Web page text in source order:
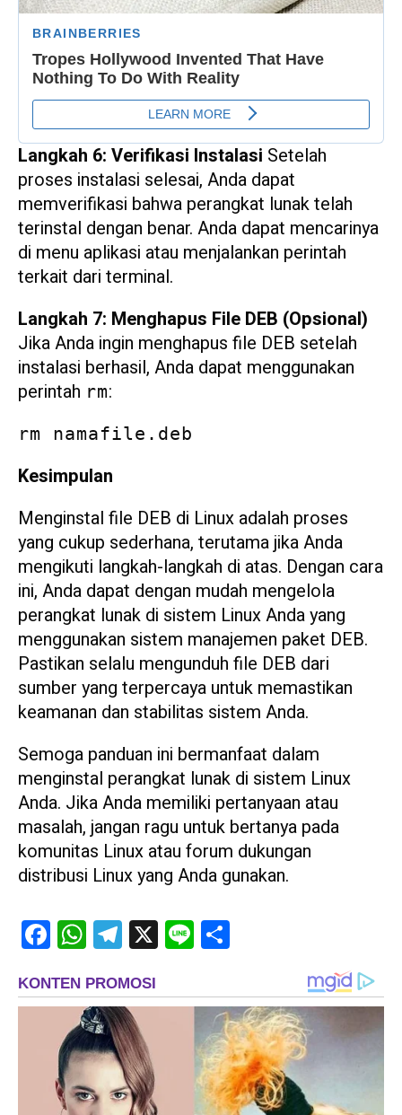
Langkah 6: Verifikasi Instalasi Setelah
proses instalasi selesai, Anda dapat
memverifikasi bahwa perangkat lunak telah
terinstal dengan benar. Anda dapat mencarinya
di menu aplikasi atau menjalankan perintah
terkait dari terminal.
Langkah 7: Menghapus File DEB (Opsional)
Jika Anda ingin menghapus file DEB setelah
instalasi berhasil, Anda dapat menggunakan
perintah rm:
rm namafile.deb
Kesimpulan
Menginstal file DEB di Linux adalah proses
yang cukup sederhana, terutama jika Anda
mengikuti langkah-langkah di atas. Dengan cara
ini, Anda dapat dengan mudah mengelola
perangkat lunak di sistem Linux Anda yang
menggunakan sistem manajemen paket DEB.
Pastikan selalu mengunduh file DEB dari
sumber yang terpercaya untuk memastikan
keamanan dan stabilitas sistem Anda.
Semoga panduan ini bermanfaat dalam
menginstal perangkat lunak di sistem Linux
Anda. Jika Anda memiliki pertanyaan atau
masalah, jangan ragu untuk bertanya pada
komunitas Linux atau forum dukungan
distribusi Linux yang Anda gunakan.
FacebookWhatsAppTelegram
X Line